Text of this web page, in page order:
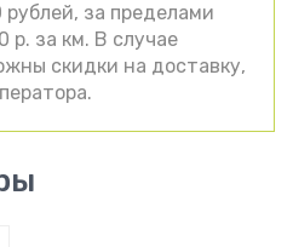
за пределами
р. за км. В случае
скидки на доставку,